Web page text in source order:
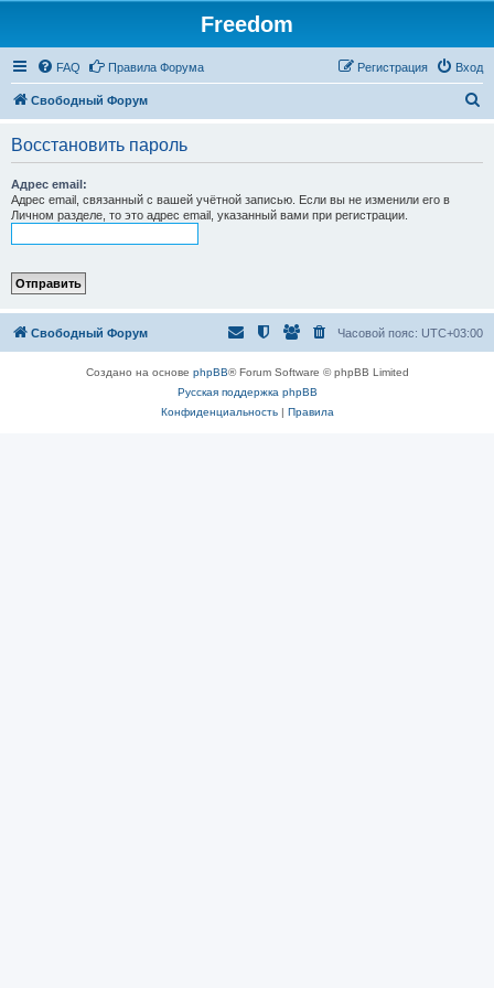
Freedom
FAQ Правила Форума Вход
Регистрация
Свободный Форум
Восстановить пароль
Адрес email:
Адрес email, связанный с вашей учётной записью. Если вы не изменили его в
Личном разделе, то это адрес email, указанный вами при регистрации.
Свободный Форум Часовой пояс: UTC+03:00
Создано на основе phpBB® Forum Software © phpBB Limited
Русская поддержка phpBB
Конфиденциальность| Правила